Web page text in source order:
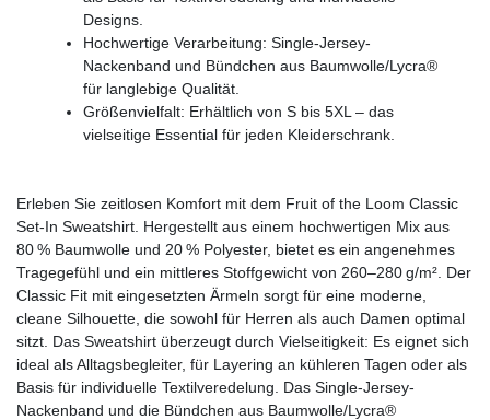
Designs.
Hochwertige Verarbeitung: Single-Jersey-
Nackenband und Bündchen aus Baumwolle/Lycra®
für langlebige Qualität.
Größenvielfalt: Erhältlich von S bis 5XL – das
vielseitige Essential für jeden Kleiderschrank.
Erleben Sie zeitlosen Komfort mit dem Fruit of the Loom Classic
Set-In Sweatshirt. Hergestellt aus einem hochwertigen Mix aus
80 % Baumwolle und 20 % Polyester, bietet es ein angenehmes
Tragegefühl und ein mittleres Stoffgewicht von 260–280 g/m². Der
Classic Fit mit eingesetzten Ärmeln sorgt für eine moderne,
cleane Silhouette, die sowohl für Herren als auch Damen optimal
sitzt. Das Sweatshirt überzeugt durch Vielseitigkeit: Es eignet sich
ideal als Alltagsbegleiter, für Layering an kühleren Tagen oder als
Basis für individuelle Textilveredelung. Das Single-Jersey-
Nackenband und die Bündchen aus Baumwolle/Lycra®